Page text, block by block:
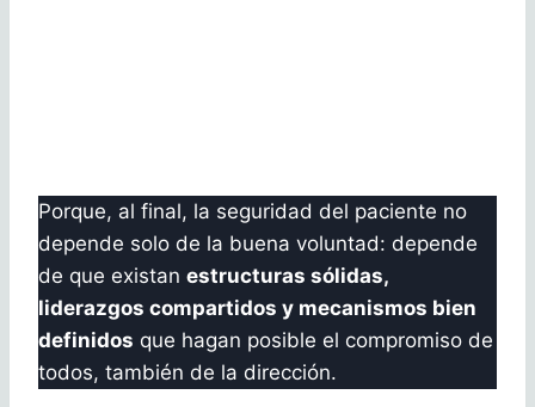
Porque, al final, la seguridad del paciente no
depende solo de la buena voluntad: depende
de que existan estructuras sólidas,
liderazgos compartidos y mecanismos bien
definidos que hagan posible el compromiso de
todos, también de la dirección.